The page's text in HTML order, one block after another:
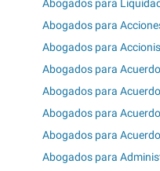
Abogados para
Abogados para
Abogados para
Abogados para
Abogados para
Abogados para
Abogados para
Abogados para